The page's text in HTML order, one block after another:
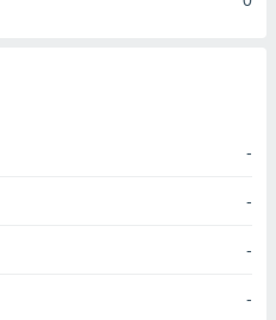
-
-
-
-